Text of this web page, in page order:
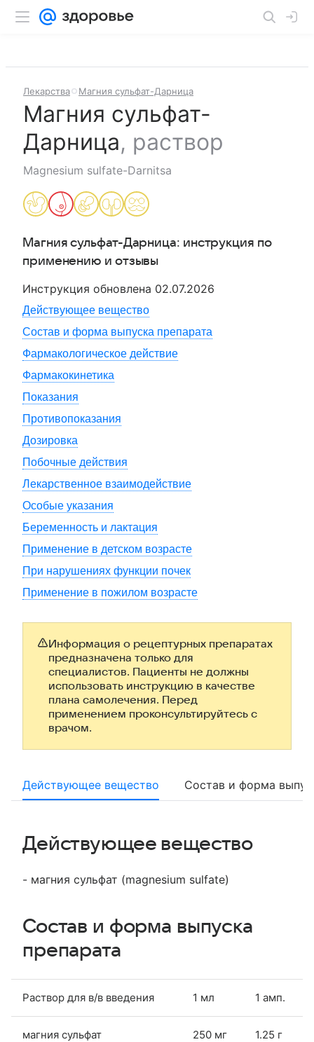
Лекарства Магния сульфат-Дарница
Магния сульфат-
Дарница, раствор
Magnesium sulfate-Darnitsa
Магния сульфат-Дарница: инструкция по
применению и отзывы
Инструкция обновлена 02.07.2026
Действующее вещество
Состав и форма выпуска препарата
Фармакологическое действие
Фармакокинетика
Показания
Противопоказания
Дозировка
Побочные действия
Лекарственное взаимодействие
Особые указания
Беременность и лактация
Применение в детском возрасте
При нарушениях функции почек
Применение в пожилом возрасте
Информация о рецептурных препаратах
предназначена только для
специалистов. Пациенты не должны
использовать инструкцию в качестве
плана самолечения. Перед
применением проконсультируйтесь с
врачом.
Действующее вещество Состав и форма
Действующее вещество
- магния сульфат (magnesium sulfate)
Состав и форма выпуска
препарата
Раствор для в/в введения 1 мл 1 амп.
магния сульфат 250 мг 1.25 г